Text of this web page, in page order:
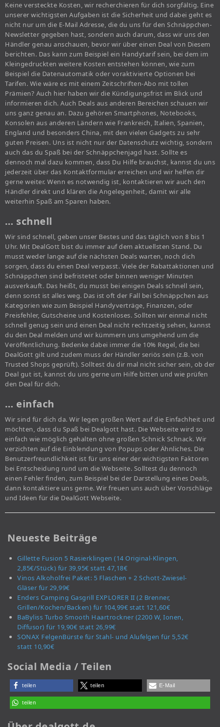
Keine versteckte Kosten, wir recherchieren für dich sorgfältig. Eine
unserer wichtigsten Aufgaben ist die Sicherheit und dabei geht es
nicht nur um die E-Mail Adresse, die du uns für den Schnäppchen-
Newsletter gegeben hast, sondern auch darum, dass wir uns den
Händler genau anschauen, bevor wir über einen Deal von Diesem
berichten. Das kann zum Beispiel ein Handytarif sein, bei dem im
Kleingedruckten weitere Kosten entstehen können, wie zum
Beispiel die Datenautomatik oder voraktivierte Optionen bei
Tarifen. Wie wäre es mit einem Zeitschriften-Abo mit tollen
Prämien? Auch hier haben wir die Kündigungsfrist im Blick und
informieren dich. Auch Deals aus anderen Bereichen schauen wir
uns ganz genau an. Dazu gehören Smartphones, Notebooks,
Konsolen aus anderen Ländern wie Frankreich, Italien, Spanien,
England und besonders China, mit den vielen Gadgets zu sehr
guten Preisen. Uns ist nicht nur der Datenschutz wichtig, sondern
auch das du Spaß bei der Schnäppchenjagd hast. Sollte es
dennoch mal dazu kommen, dass Du Hilfe brauchst, kannst du uns
jederzeit über das Kontaktformular erreichen und wir helfen dir
gerne weiter. Wenn es notwendig ist, kontaktieren wir auch den
Händler direkt und klären die Angelegenheit, damit wir alle
weiterhin Spaß am Sparen haben.
… schnell
Wir sind schnell, geben unser Bestes und das täglich von 8 bis 1
Uhr. Mit DealGott bist du immer auf dem aktuellsten Stand. Du
musst weder lange auf die nächsten Deals warten, noch dich
sorgen, dass du einen Deal verpasst. Viele der Rabattaktionen und
Schnäppchen sind befristetet oder binnen weniger Minuten
ausverkauft. Das heißt, du musst bei einigen Deals schnell sein,
denn sonst ist alles weg. Das ist oft der Fall bei Schnäppchen aus
Kategorien wie zum Beispiel Handyverträge, Finanzen, oder
Preisfehler, Gutscheine und Kostenloses. Sollten wir einmal nicht
schnell genug sein und einen Deal nicht rechtzeitig sehen, kannst
du den Deal melden und wir kümmern uns umgehend um die
Veröffentlichung. Bedenke dabei immer die 10% Regel, die bei
DealGott gilt und zudem muss der Händler seriös sein (z.B. von
Trusted Shops geprüft). Solltest du dir mal nicht sicher sein, ob der
Deal gut ist, kannst du uns gerne um Hilfe bitten und wie prüfen
den Deal für dich.
… einfach
Wir sind für dich da. Wir legen großen Wert auf die Einfachheit und
möchten, dass du Spaß bei Dealgott hast. Die Webseite wird so
einfach wie möglich gehalten ohne großen Schnick Schnack. Wir
verzichten auf die Einblendung von Popups oder Ähnliches. Die
Benutzerfreundlichkeit ist für uns einer der wichtigsten Faktoren
bei Entscheidung rund um die Webseite. Solltest du dennoch
einen Fehler finden, zum Beispiel bei der Darstellung eines Deals,
dann kontaktiere uns gerne. Wir freuen uns auch über Vorschläge
und Ideen für die DealGott Webseite.
Neueste Beiträge
Gillette Fusion 5 Rasierklingen (14 Original-Klingen,
2,85€/Stück) für 39,95€ statt 47,18€
Vinos Alkoholfrei Paket: 5 Flaschen + 2 Schott-Zwiesel-
Gläser für 29,99€
Enders Camping Gasgrill EXPLORER II (2 Brenner,
Grillen/Kochen/Backen) für 104,99€ statt 121,60€
BaByliss Turbo Smooth Haartrockner (2200 W, Ionen,
Diffusor) für 19,90€ statt 26,99€
SONAX FelgenBürste für Stahl- und Alufelgen für 5,52€
statt 10,90€
Social Media / Teilen
teilen teilen E-Mail
teilen